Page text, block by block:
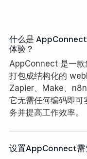
什么是
体验？
AppConnect 是一
打包成结构化的
Zapier、Make、
它无需任何编码即可
务并提高工作效率。
设置AppConnect需